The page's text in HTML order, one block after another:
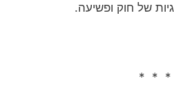
של חוק ופשיעה.
* * *